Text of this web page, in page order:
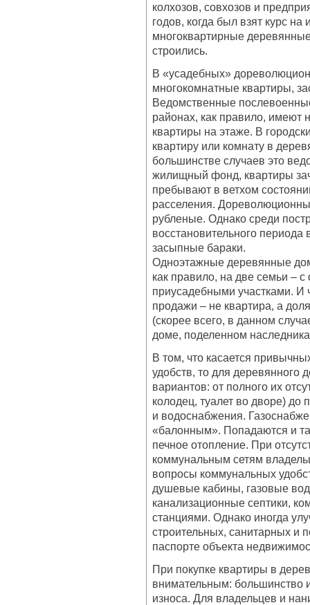
колхозов, совхозов и
годов, когда был взят курс
многоквартирные
строились.
В «усадебных»
многокомнатные квартиры,
Ведомственные
районах, как правило, имеют
квартиры на этаже. В
квартиру или комнату в
большинстве случаев это
жилищный фонд, квартиры
пребывают в ветхом
расселения.
рубленые. Однако среди
восстановительного
засыпные бараки.
Одноэтажные деревянные
как правило, на две семьи –
приусадебными участками. И
продажи – не квартира, а
(скорее всего, в данном
доме, поделенном
В том, что касается
удобств, то для деревянного
вариантов: от полного их
колодец, туалет во дворе) до
и водоснабжения.
«балонным». Попадаются и
печное отопление. При
коммунальным сетям
вопросы коммунальных
душевые кабины, газовые
канализационные септики,
станциями. Однако иногда
строительных, санитарных и
паспорте объекта
При покупке квартиры в
внимательным: большинство
износа. Для владельцев и